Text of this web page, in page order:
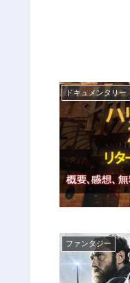
ドキュメンタリー
ファンタジー